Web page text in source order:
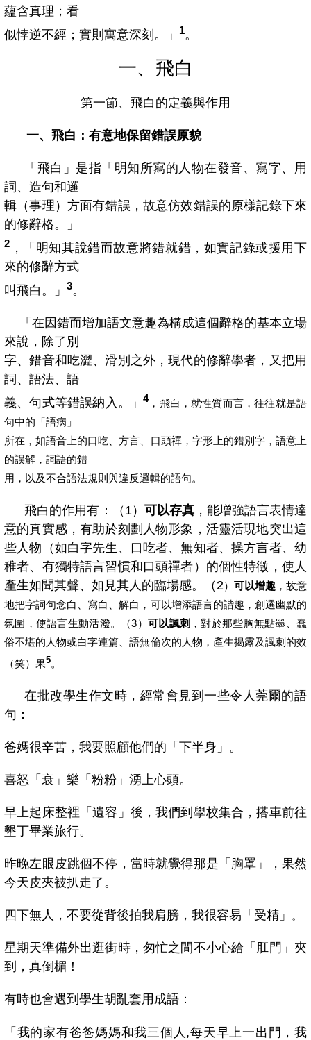
蘊含真理；看
似悖逆不經；實則寓意深刻。」
1。
一、飛白
第一節、飛白的定義與作用
一、飛白：有意地保留錯誤原貌
「飛白」是指「明知所寫的人物在發音、寫字、用
詞、造句和邏
輯（事理）方面有錯誤，故意仿效錯誤的原樣記錄下來
的修辭格。」
2 ，「明知其說錯而故意將錯就錯，如實記錄或援用下
來的修辭方式
叫飛白。」 3。
「在因錯而增加語文意趣為構成這個辭格的基本立場
來說，除了別
字、錯音和吃澀、滑別之外，現代的修辭學者，又把用
詞、語法、語
義、句式等錯誤納入。」4，飛白，就性質而言，往往就是語
句中的「語病」
所在，如語音上的口吃、方言、口頭禪，字形上的錯別字，語意上
的誤解，詞語的錯
用，以及不合語法規則與違反邏輯的語句。
飛白的作用有：（1） 可以存真，能增強語言表情達
意的真實感，有助於刻劃人物形象，活靈活現地突出這
些人物（如白字先生、口吃者、無知者、操方言者、幼
稚者、有獨特語言習慣和口頭禪者）的個性特徵，使人
產生如聞其聲、如見其人的臨場感。（2） 可以增趣 ，故意
地把字詞句念白、寫白、解白，可以增添語言的諧趣，創選幽默的
氛圍，使語言生動活潑。（3） 可以諷刺 ，對於那些胸無點墨、蠢
俗不堪的人物或白字連篇、語無倫次的人物，產生揭露及諷刺的效
（笑）果5。
在批改學生作文時，經常會見到一些令人莞爾的語
句：
爸媽很辛苦，我要照顧他們的「下半身」。
喜怒「衰」樂「粉粉」湧上心頭。
早上起床整裡「遺容」後，我們到學校集合，搭車前往
墾丁畢業旅行。
昨晚左眼皮跳個不停，當時就覺得那是「胸罩」，果然
今天皮夾被扒走了。
四下無人，不要從背後拍我肩膀，我很容易「受精」 。
星期天準備外出逛街時，匆忙之間不小心給「肛門」夾
到，真倒楣！
有時也會遇到學生胡亂套用成語：
「我的家有爸爸媽媽和我三個人,每天早上一出門，我